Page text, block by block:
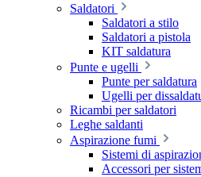
Saldatori
Saldatori a stilo
Saldatori a pistola
KIT saldatura
Punte e ugelli
Punte per saldatura
Ugelli per
Ricambi per saldatori
Leghe saldanti
Aspirazione fumi
Sistemi di
Accessori per